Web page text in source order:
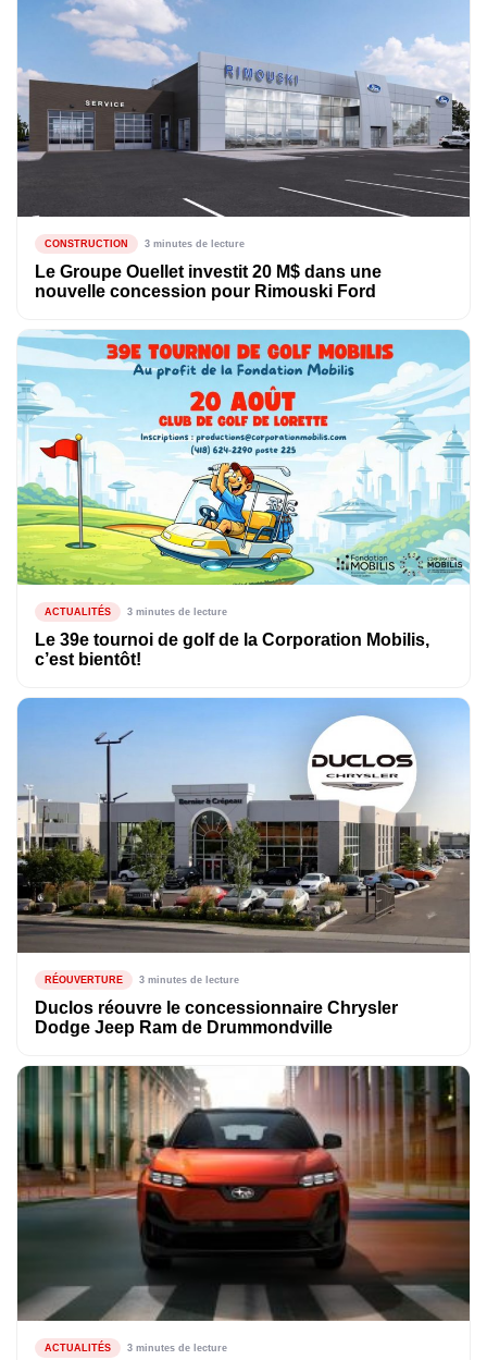
CONSTRUCTION 3 minutes de lecture
Le Groupe Ouellet investit 20 M$ dans une
nouvelle concession pour Rimouski Ford
ACTUALITÉS 3 minutes de lecture
Le 39e tournoi de golf de la Corporation Mobilis,
c’est bientôt!
RÉOUVERTURE 3 minutes de lecture
Duclos réouvre le concessionnaire Chrysler
Dodge Jeep Ram de Drummondville
ACTUALITÉS 3 minutes de lecture